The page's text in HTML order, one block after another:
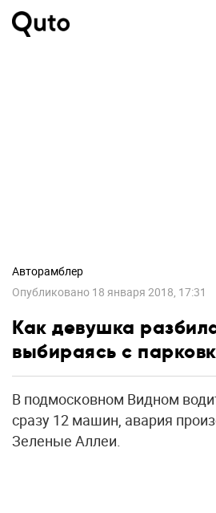
Авторамблер
Опубликовано 18 января 2018, 17:31
Как девушка
выбираясь с
В подмосковном Видном
сразу 12 машин, авария
Зеленые Аллеи.